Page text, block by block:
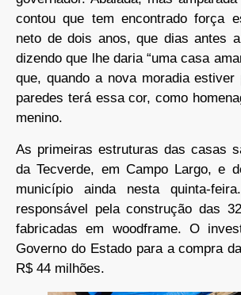
contou que tem encontrado força
neto de dois anos, que dias antes
dizendo que lhe daria “uma casa
que, quando a nova moradia estiver
paredes terá essa cor, como
menino.
As primeiras estruturas das casas
da Tecverde, em Campo Largo, e
município ainda nesta quinta-
responsável pela construção das
fabricadas em woodframe. O
Governo do Estado para a compra
R$ 44 milhões.